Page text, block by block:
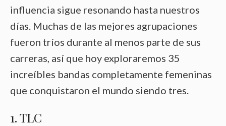
influencia sigue resonando hasta nuestros
días. Muchas de las mejores agrupaciones
fueron tríos durante al menos parte de sus
carreras, así que hoy exploraremos 35
increíbles bandas completamente femeninas
que conquistaron el mundo siendo tres.
1. TLC